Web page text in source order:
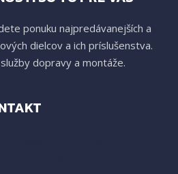
ponuku najpredávanejších a
dielcov a ich príslušenstva.
dopravy a montáže.